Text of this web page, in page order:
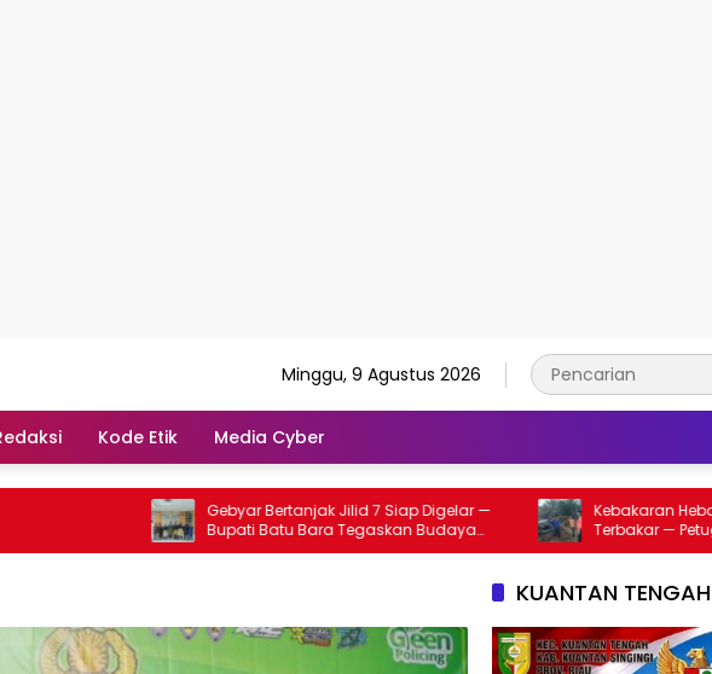
Minggu, 9 Agustus 2026
Kode Etik Media Cyber
Gebyar Bertanjak Jilid 7 Siap Digelar —
Bupati Batu Bara Tegaskan Budaya
Melayu Harus Tetap Hidup
Kebakaran Hebat di Cerenti! Lahan
Terbakar — Petugas Berjibaku Padamkan
Api
KUANTAN TENGAH